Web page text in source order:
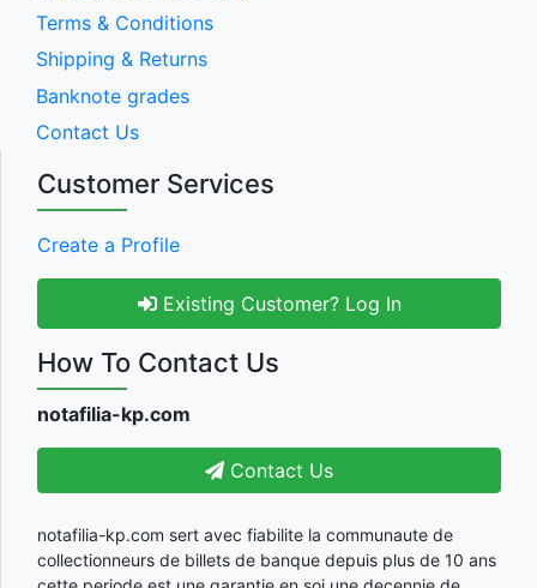
Terms & Conditions
Shipping & Returns
Banknote grades
Contact Us
Customer Services
Create a Profile
Existing Customer? Log In
How To Contact Us
notafilia-kp.com
Contact Us
notafilia-kp.com sert avec fiabilite la communaute de
collectionneurs de billets de banque depuis plus de 10 ans